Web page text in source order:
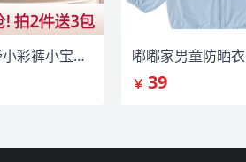
72片！优贝舒小彩裤小宝宝拉拉裤婴儿专用
￥ 39